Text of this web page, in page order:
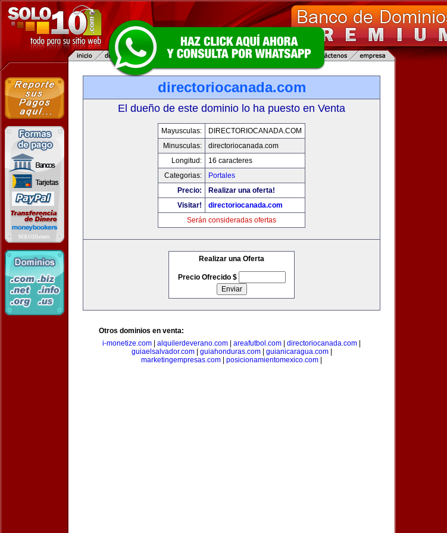
directoriocanada.com
El dueño de este dominio lo ha puesto en Venta
Mayusculas:
DIRECTORIOCANADA.COM
Minusculas:
directoriocanada.com
Longitud:
16 caracteres
Categorias:
Portales
Precio:
Realizar una oferta!
Visitar!
directoriocanada.com
Serán consideradas ofertas
Realizar una Oferta
Precio Ofrecido $
Otros dominios en venta:
i-monetize.com
alquilerdeverano.com areafutbol.com directoriocanada.com
guiaelsalvador.com| guiahonduras.com| guianicaragua.com|
marketingempresas.com
posicionamientomexico.com